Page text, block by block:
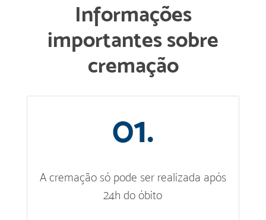
Informações
importantes sobre
cremação
01.
A cremação só pode ser realizada após
24h do óbito